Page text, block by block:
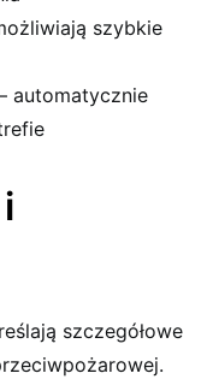
szybkie
automatycznie
szczegółowe